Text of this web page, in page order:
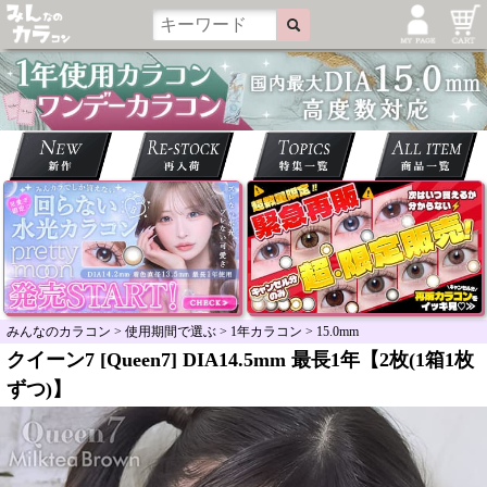
みんなのカラコン > 使用期間で選ぶ > 1年カラコン > 15.0mm
クイーン7 [Queen7] DIA14.5mm 最長1年【2枚(1箱1枚
ずつ)】